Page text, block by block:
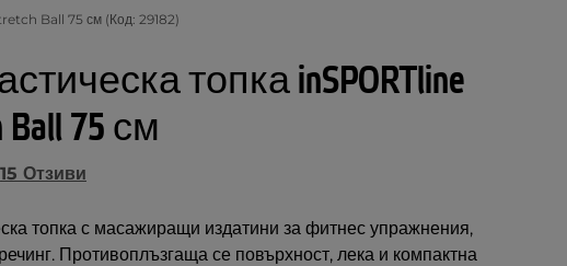
Ball 75 см (Код: 29182)
топка inSPORTline
Ball 75 см
15 Отзиви
топка с масажиращи издатини за фитнес упражнения,
Противоплъзгаща се повърхност, лека и компактна